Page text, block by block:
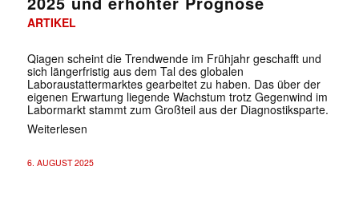
ARTIKEL
Qiagen scheint die Trendwende im Frühjahr geschafft und
sich längerfristig aus dem Tal des globalen
Laboraustattermarktes gearbeitet zu haben. Das über der
eigenen Erwartung liegende Wachstum trotz Gegenwind im
Labormarkt stammt zum Großteil aus der Diagnostiksparte.
Weiterlesen
6. AUGUST 2025